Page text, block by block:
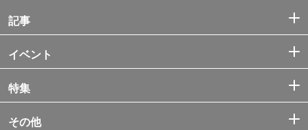
記事
イベント
特集
その他